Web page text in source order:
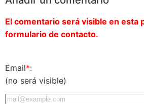
El comentario será visible en esta
formulario de contacto.
Email*:
(no será visible)